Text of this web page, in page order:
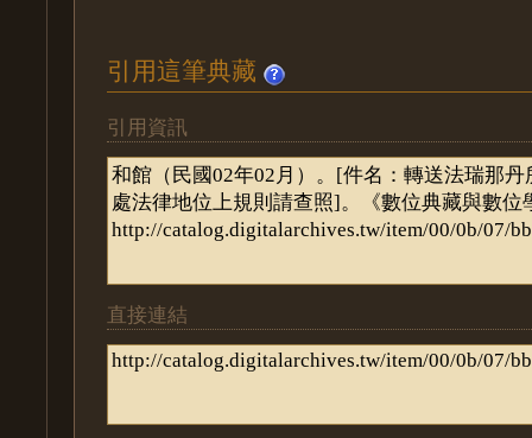
引用這筆典藏
引用資訊
直接連結